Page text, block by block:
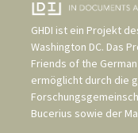
GHDI ist ein Projekt
Washington DC. Das
Friends of the
ermöglicht durch die
Bucerius sowie der